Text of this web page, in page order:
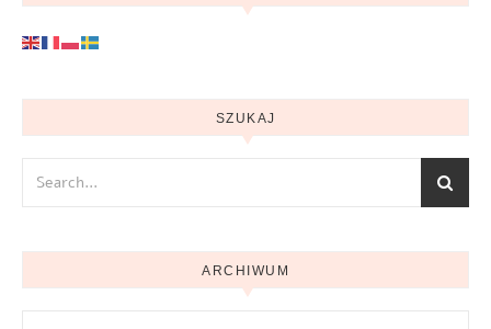
SZUKAJ
ARCHIWUM